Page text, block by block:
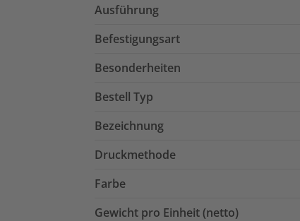
Ausführung
Befestigungsart
Besonderheiten
Bestell Typ
Bezeichnung
Druckmethode
Farbe
Gewicht pro Einheit (netto)